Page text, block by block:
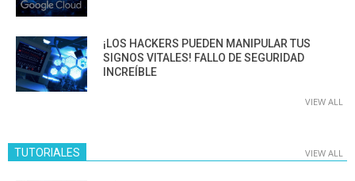
¡LOS HACKERS PUEDEN MANIPULAR TUS
SIGNOS VITALES! FALLO DE SEGURIDAD
INCREÍBLE
VIEW ALL
TUTORIALES VIEW ALL